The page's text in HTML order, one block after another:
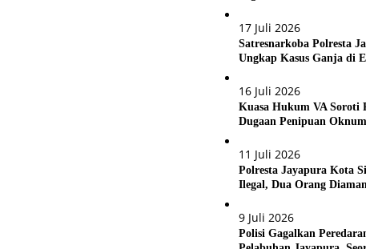
17 Juli 2026
Satresnarkoba Polresta
Ungkap Kasus Ganja di
16 Juli 2026
Kuasa Hukum VA Soroti
Dugaan Penipuan
11 Juli 2026
Polresta Jayapura Kota
Ilegal, Dua Orang
9 Juli 2026
Polisi Gagalkan